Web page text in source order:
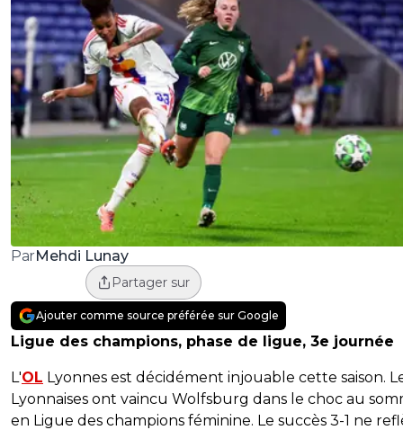
ParMehdi Lunay
Partager sur
Ajouter comme source préférée sur Google
Ligue des champions, phase de ligue, 3e journée
L'OL Lyonnes est décidément injouable cette saison.
Lyonnaises ont vaincu Wolfsburg dans le choc au
en Ligue des champions féminine. Le succès 3-1 ne